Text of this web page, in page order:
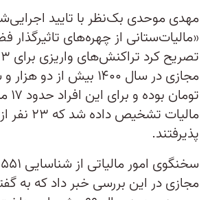
مهدی موحدی بک‌نظر با تایید
«مالیات‌ستانی از چهره‌های تاثیرگذار
مجازی در سال ۱۴۰۰ بیش از
مالیات
پذیرفتند.
مجازی در این بررسی خبر داد که به